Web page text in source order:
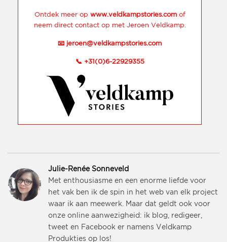
Ontdek meer op www.veldkampstories.comof
neem direct contact op met Jeroen Veldkamp.
📧 jeroen@veldkampstories.com
📞 +31(0)6-22929355
Julie-Renée Sonneveld
Met enthousiasme en een enorme liefde voor
het vak ben ik de spin in het web van elk project
waar ik aan meewerk. Maar dat geldt ook voor
onze online aanwezigheid: ik blog, redigeer,
tweet en Facebook er namens Veldkamp
Produkties op los!